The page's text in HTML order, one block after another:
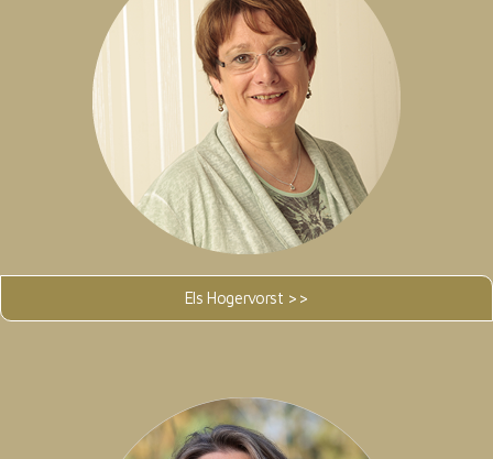
Els Hogervorst >>